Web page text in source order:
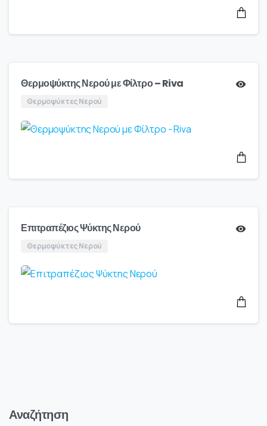
Θερμοψύκτης Νερού με Φίλτρο – Riva
Θερμοψύκτες Νερού
Επιτραπέζιος Ψύκτης Νερού
Θερμοψύκτες Νερού
Αναζήτηση